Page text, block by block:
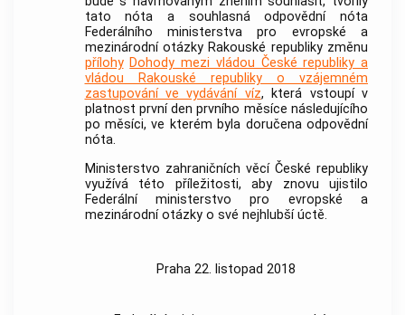
tato nóta a souhlasná odpovědní nóta
Federálního ministerstva pro evropské a
mezinárodní otázky Rakouské republiky změnu
přílohy Dohody mezi vládou České republiky a
vládou Rakouské republiky o vzájemném
zastupování ve vydávání víz, která vstoupí v
platnost první den prvního měsíce následujícího
po měsíci, ve kterém byla doručena odpovědní
nóta.
Ministerstvo zahraničních věcí České republiky
využívá této příležitosti, aby znovu ujistilo
Federální ministerstvo pro evropské a
mezinárodní otázky o své nejhlubší úctě.
Praha 22. listopad 2018